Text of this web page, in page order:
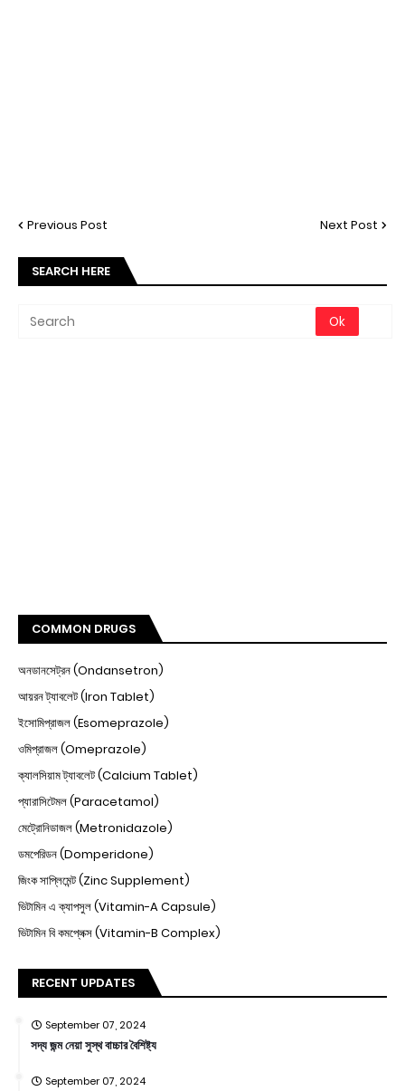
Previous Post Next Post
SEARCH HERE
COMMON DRUGS
অনডানসেট্রন (Ondansetron)
আয়রন ট্যাবলেট (Iron Tablet)
ইসোমিপ্রাজল (Esomeprazole)
ওমিপ্রাজল (Omeprazole)
ক্যালসিয়াম ট্যাবলেট (Calcium Tablet)
প্যারাসিটেমল (Paracetamol)
মেট্রোনিডাজল (Metronidazole)
ডমপেরিডন (Domperidone)
জিংক সাপ্লিমেন্ট (Zinc Supplement)
ভিটামিন এ ক্যাপসুল (Vitamin-A Capsule)
ভিটামিন বি কমপ্লেক্স (Vitamin-B Complex)
RECENT UPDATES
September 07, 2024
সদ্য জন্ম নেয়া সুস্থ বাচ্চার বৈশিষ্ট্য
September 07, 2024